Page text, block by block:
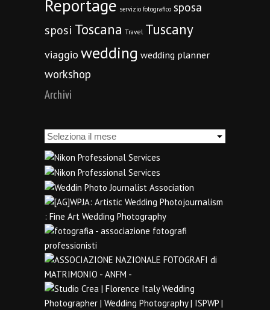
Reportage servizio fotografico sposa
sposi Toscana Travel Tuscany
viaggio wedding wedding planner
workshop
Archivi
Archivi